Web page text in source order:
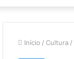
Início / Cultura /